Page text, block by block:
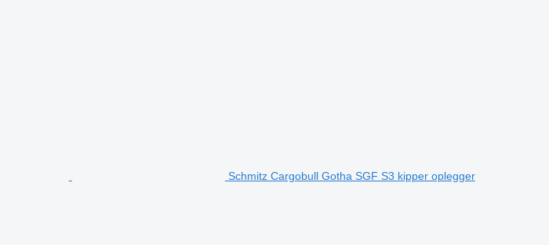
Schmitz Cargobull Gotha SGF S3 kipper oplegger